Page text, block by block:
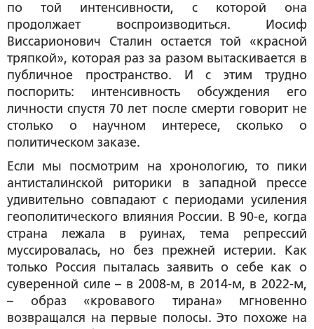
по той интенсивности, с которой она
продолжает воспроизводиться. Иосиф
Виссарионович Сталин остается той «красной
тряпкой», которая раз за разом вытаскивается в
публичное пространство. И с этим трудно
поспорить: интенсивность обсуждения его
личности спустя 70 лет после смерти говорит не
столько о научном интересе, сколько о
политическом заказе.
Если мы посмотрим на хронологию, то пики
антисталинской риторики в западной прессе
удивительно совпадают с периодами усиления
геополитического влияния России. В 90-е, когда
страна лежала в руинах, тема репрессий
муссировалась, но без прежней истерии. Как
только Россия пыталась заявить о себе как о
суверенной силе – в 2008-м, в 2014-м, в 2022-м,
– образ «кровавого тирана» мгновенно
возвращался на первые полосы. Это похоже на